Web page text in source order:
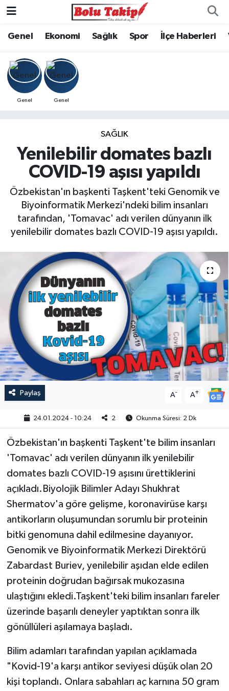
Genel Ekonomi Sağlık Spor İlçe Haberleri
Genel Genel
SAĞLIK
Yenilebilir domates bazlı
COVID-19 aşısı yapıldı
Özbekistan'ın başkenti Taşkent'teki Genomik ve
Biyoinformatik Merkezi'ndeki bilim insanları
tarafından, 'Tomavac' adı verilen dünyanın ilk
yenilebilir domates bazlı COVID-19 aşısı yapıldı.
Paylaş A- A+
24.01.2024 - 10:24 2 Okunma Süresi: 2 Dk
Özbekistan'ın başkenti Taşkent'te bilim insanları
'Tomavac' adı verilen dünyanın ilk yenilebilir
domates bazlı COVID-19 aşısını ürettiklerini
açıkladı.Biyolojik Bilimler Adayı Shukhrat
Shermatov'a göre gelişme, koronavirüse karşı
antikorların oluşumundan sorumlu bir proteinin
bitki genomuna dahil edilmesine dayanıyor.
Genomik ve Biyoinformatik Merkezi Direktörü
Zabardast Buriev, yenilebilir aşıdan elde edilen
proteinin doğrudan bağırsak mukozasına
ulaştığını ekledi.Taşkent'teki bilim insanları fareler
üzerinde başarılı deneyler yaptıktan sonra ilk
gönüllüleri aşılamaya başladı.
Bilim adamları tarafından yapılan açıklamada
"Kovid-19'a karşı antikor seviyesi düşük olan 20
kişi toplandı. Onlara sabahları aç karnına 50 gram